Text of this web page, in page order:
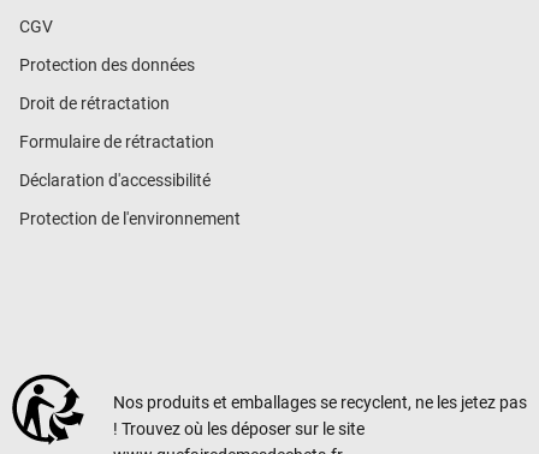
CGV
Protection des données
Droit de rétractation
Formulaire de rétractation
Déclaration d'accessibilité
Protection de l'environnement
Nos produits et emballages se recyclent, ne les jetez pas
! Trouvez où les déposer sur le site